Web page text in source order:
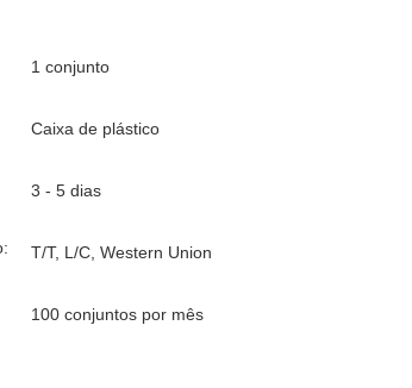
1 conjunto
Caixa de plástico
3 - 5 dias
T/T, L/C, Western Union
100 conjuntos por mês